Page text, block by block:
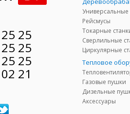
25
25
25
21
Рейсмусы
Токарные
Сверлильные
Циркулярные
Тепловое
Газовые пушки
Дизельные
Аксессуары